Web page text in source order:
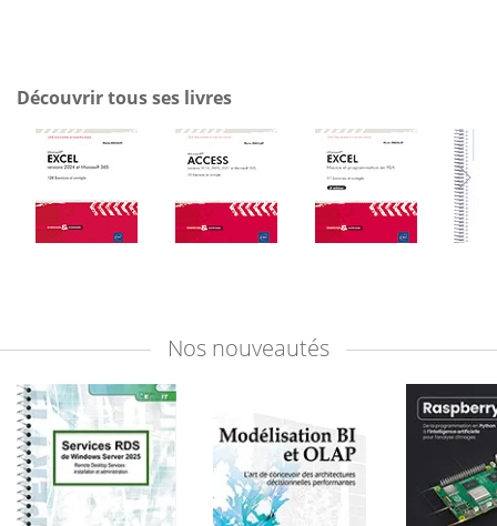
Découvrir tous ses livres
Nos nouveautés